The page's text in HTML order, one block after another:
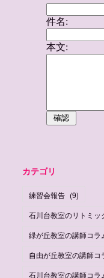
カテゴリ
練習会報告 (9)
石川台教室のリトミッ
緑が丘教室の講師コラ
自由が丘教室の講師コ
石川台教室の講師コラ